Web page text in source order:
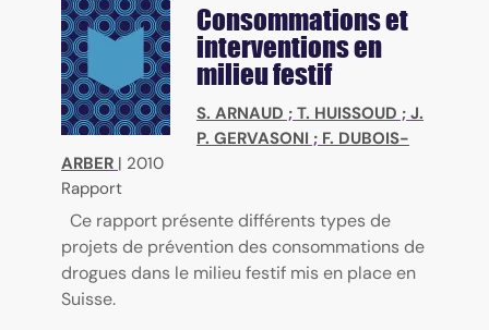
Consommations et
interventions en
milieu festif
S. ARNAUD ; T. HUISSOUD ; J.
P. GERVASONI ; F. DUBOIS-
ARBER | 2010
Rapport
Ce rapport présente différents types de
projets de prévention des consommations de
drogues dans le milieu festif mis en place en
Suisse.